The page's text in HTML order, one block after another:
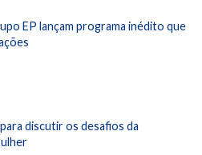
EP lançam programa inédito que
discutir os desafios da